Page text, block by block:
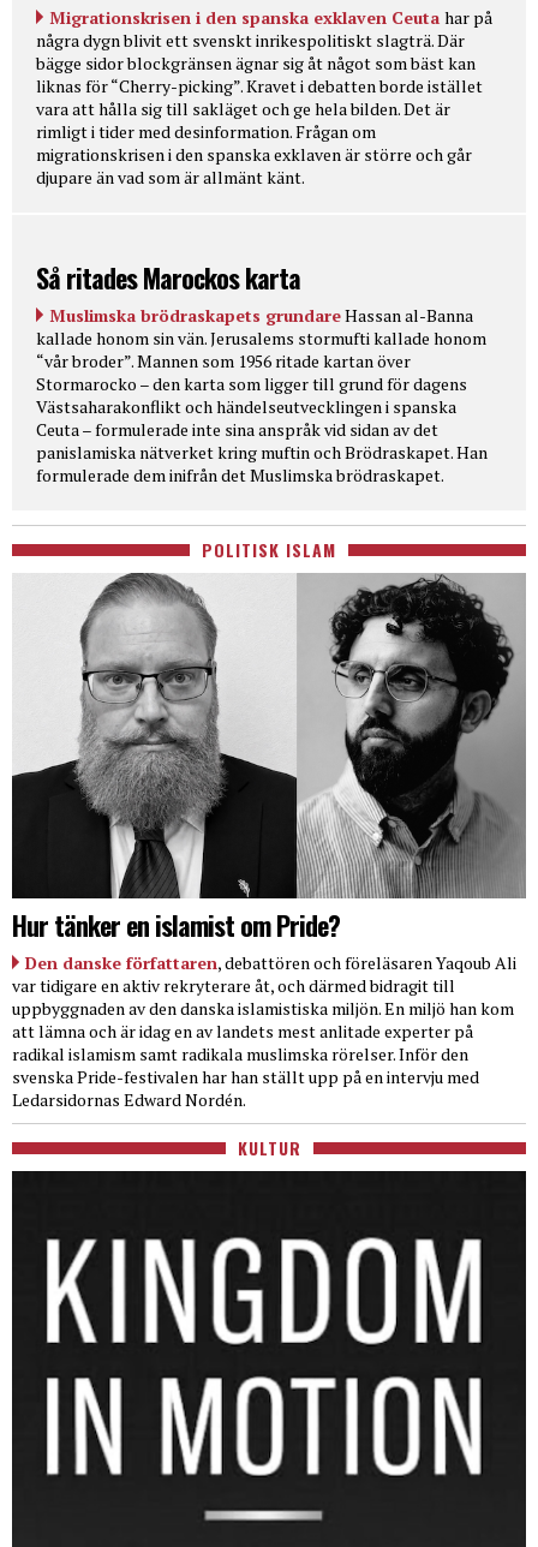
Migrationskrisen i den spanska exklaven Ceuta har på
några dygn blivit ett svenskt inrikespolitiskt slagträ. Där
bägge sidor blockgränsen ägnar sig åt något som bäst kan
liknas för “Cherry-picking”. Kravet i debatten borde istället
vara att hålla sig till sakläget och ge hela bilden. Det är
rimligt i tider med desinformation. Frågan om
migrationskrisen i den spanska exklaven är större och går
djupare än vad som är allmänt känt.
Så ritades Marockos karta
Muslimska brödraskapets grundareHassan al-Banna
kallade honom sin vän. Jerusalems stormufti kallade honom
“vår broder”. Mannen som 1956 ritade kartan över
Stormarocko – den karta som ligger till grund för dagens
Västsaharakonflikt och händelseutvecklingen i spanska
Ceuta – formulerade inte sina anspråk vid sidan av det
panislamiska nätverket kring muftin och Brödraskapet. Han
formulerade dem inifrån det Muslimska brödraskapet.
POLITISK ISLAM
Hur tänker en islamist om Pride?
Den danske författaren, debattören och föreläsaren Yaqoub Ali
var tidigare en aktiv rekryterare åt, och därmed bidragit till
uppbyggnaden av den danska islamistiska miljön. En miljö han kom
att lämna och är idag en av landets mest anlitade experter på
radikal islamism samt radikala muslimska rörelser. Inför den
svenska Pride-festivalen har han ställt upp på en intervju med
Ledarsidornas Edward Nordén.
KULTUR